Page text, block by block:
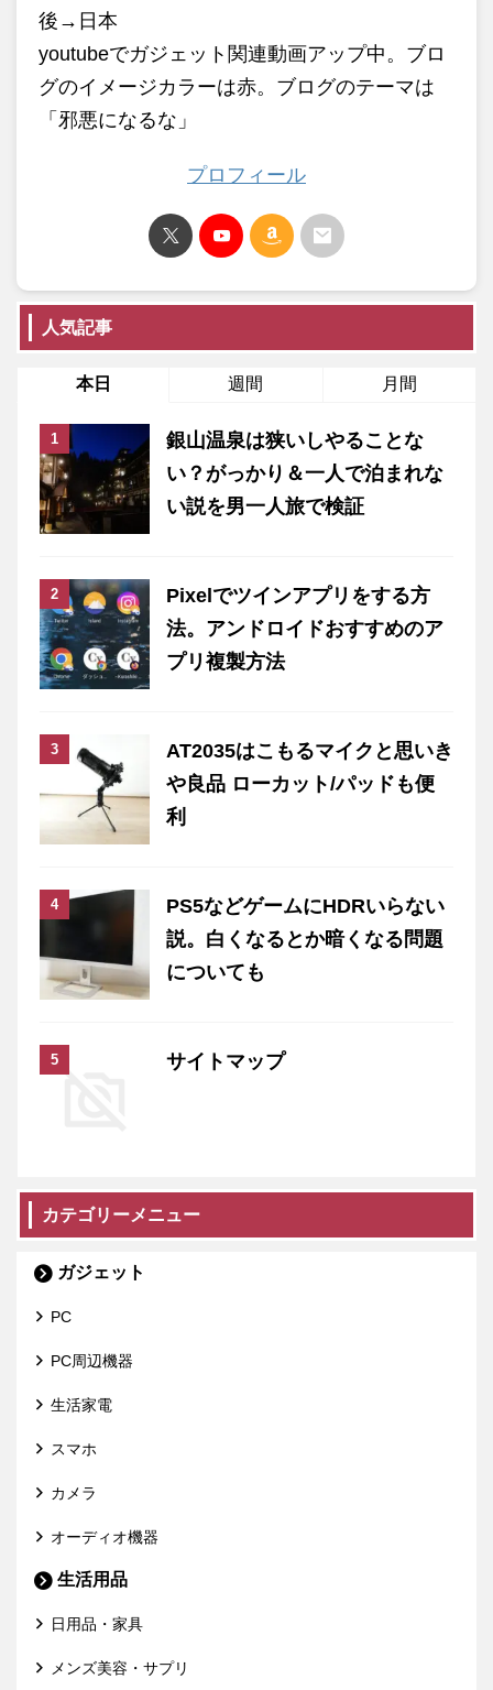
後→日本
youtubeでガジェット関連動画アップ中。ブロ
グのイメージカラーは赤。ブログのテーマは
「邪悪になるな」
プロフィール
人気記事
本日 週間 月間
銀山温泉は狭いしやることな
い？がっかり＆一人で泊まれな
い説を男一人旅で検証
Pixelでツインアプリをする方
法。アンドロイドおすすめのア
プリ複製方法
AT2035はこもるマイクと思いき
や良品 ローカット/パッドも便
利
PS5などゲームにHDRいらない
説。白くなるとか暗くなる問題
についても
サイトマップ
カテゴリーメニュー
ガジェット
PC
PC周辺機器
生活家電
スマホ
カメラ
オーディオ機器
生活用品
日用品・家具
メンズ美容・サプリ